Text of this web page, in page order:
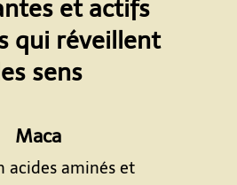
et actifs
qui réveillent
les sens
Maca
acides aminés et